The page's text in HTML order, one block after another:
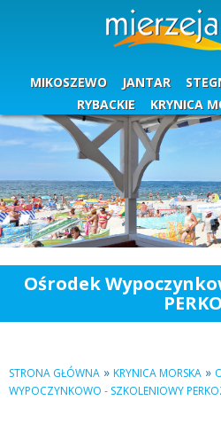
MIKOSZEWO JANTAR
RYBACKIE
KRYNICA
Ośrodek
STRONA GŁÓWNA » KRYNICA MORSKA »
WYPOCZYNKOWO - SZKOLENIOWY